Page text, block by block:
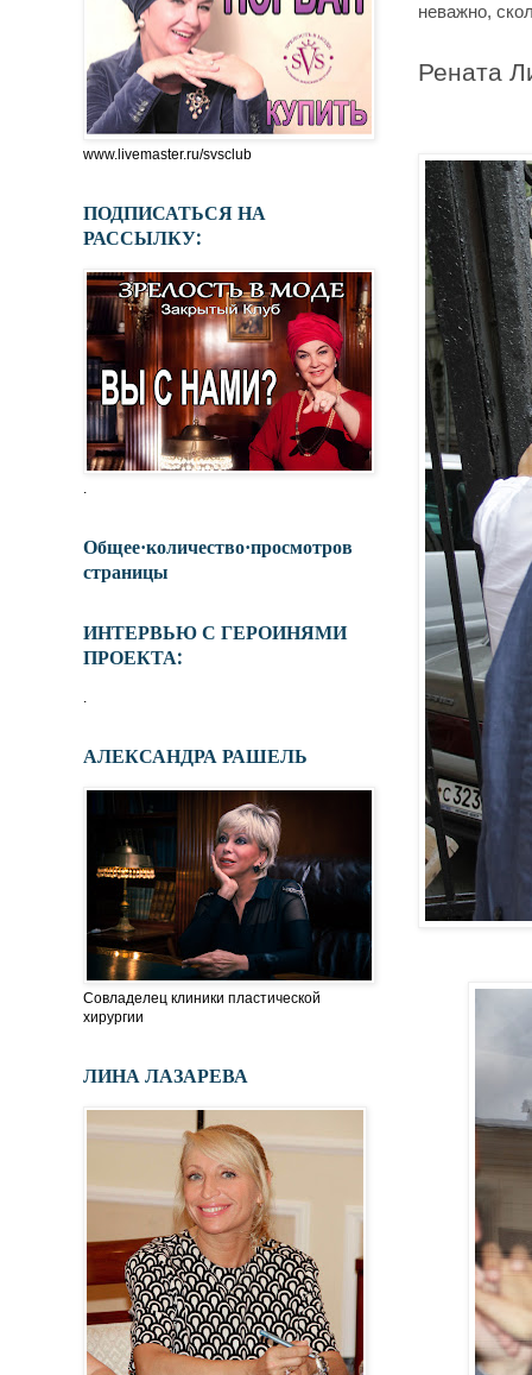
неважно,
Рената
www.livemaster.ru/svsclub
ПОДПИСАТЬСЯ НА
РАССЫЛКУ:
.
Общее·количество·просмотров
страницы
ИНТЕРВЬЮ С ГЕРОИНЯМИ
ПРОЕКТА:
.
АЛЕКСАНДРА РАШЕЛЬ
Совладелец клиники пластической
хирургии
ЛИНА ЛАЗАРЕВА